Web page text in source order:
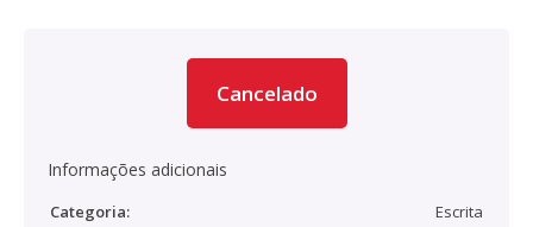
Cancelado
Informações adicionais
Categoria:
Escrita